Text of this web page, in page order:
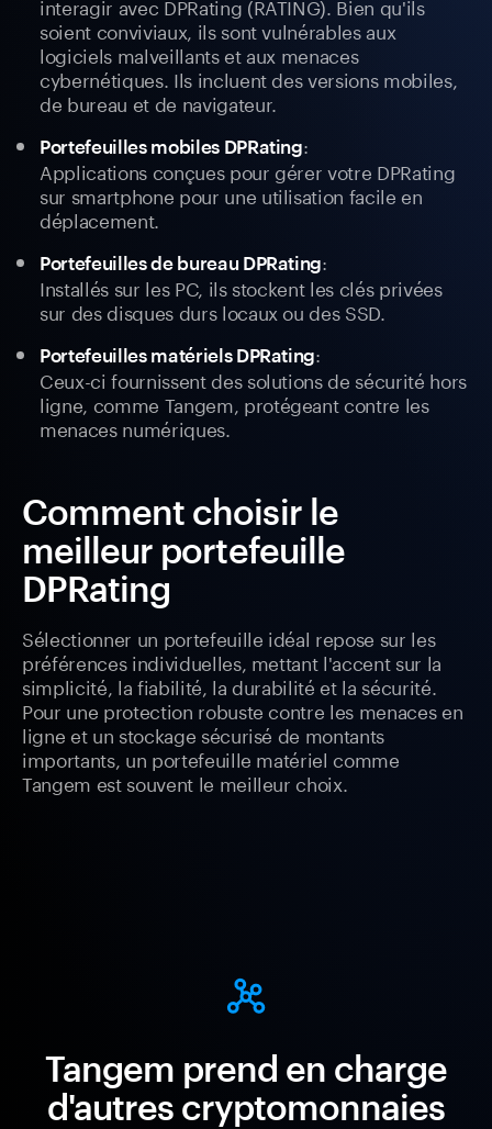
interagir avec DPRating (RATING). Bien qu'ils
soient conviviaux, ils sont vulnérables aux
logiciels malveillants et aux menaces
cybernétiques. Ils incluent des versions mobiles,
de bureau et de navigateur.
Portefeuilles mobiles DPRating:
Applications conçues pour gérer votre DPRating
sur smartphone pour une utilisation facile en
déplacement.
Portefeuilles de bureau DPRating:
Installés sur les PC, ils stockent les clés privées
sur des disques durs locaux ou des SSD.
Portefeuilles matériels DPRating:
Ceux-ci fournissent des solutions de sécurité hors
ligne, comme Tangem, protégeant contre les
menaces numériques.
Comment choisir le
meilleur portefeuille
DPRating
Sélectionner un portefeuille idéal repose sur les
préférences individuelles, mettant l'accent sur la
simplicité, la fiabilité, la durabilité et la sécurité.
Pour une protection robuste contre les menaces en
ligne et un stockage sécurisé de montants
importants, un portefeuille matériel comme
Tangem est souvent le meilleur choix.
Tangem prend en charge
d'autres cryptomonnaies